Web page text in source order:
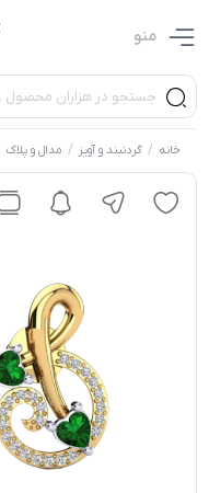
منو
خانه / گردنبند و آویز / مدال و پلاک